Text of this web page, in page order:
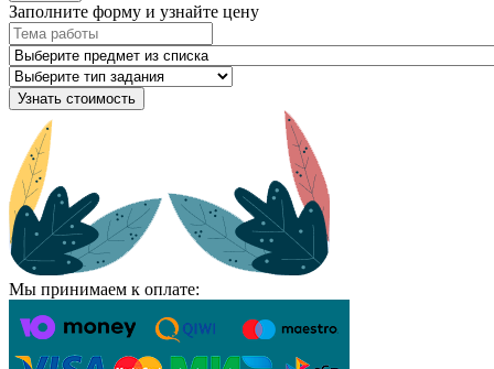
Заполните форму и узнайте цену
Узнать стоимость
Мы принимаем к оплате: